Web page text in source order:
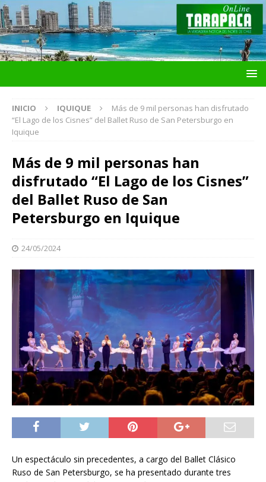
INICIO IQUIQUE
Más de 9 mil personas han disfrutado
“El Lago de los Cisnes” del Ballet Ruso de San Petersburgo en
Iquique
Más de 9 mil personas han
disfrutado “El Lago de los Cisnes”
del Ballet Ruso de San
Petersburgo en Iquique
24/05/2024
Un espectáculo sin precedentes, a cargo del Ballet Clásico
Ruso de San Petersburgo, se ha presentado durante tres